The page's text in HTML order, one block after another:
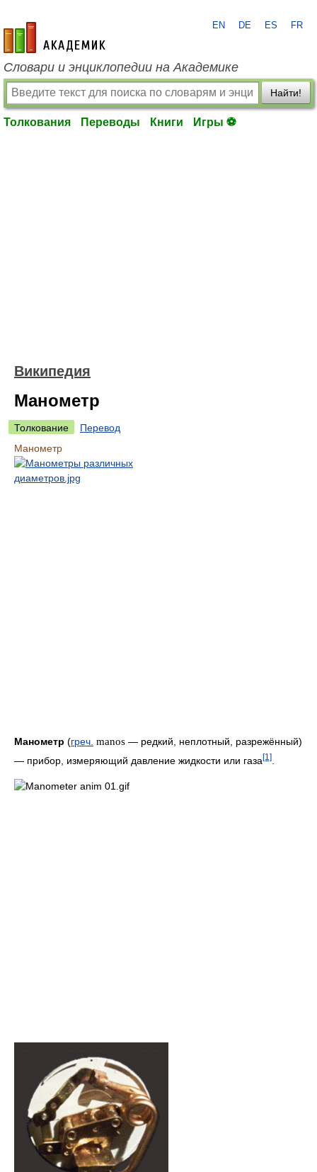
academic.ru
EN DE ES FR
Словари и энциклопедии на Академике
Найти!
Толкования Переводы Книги Игры ⚽
Википедия
Манометр
Толкование
Перевод
Манометр
Манометр (греч. manos — редкий, неплотный, разрежённый)
— прибор, измеряющий давление жидкости или газа[1]